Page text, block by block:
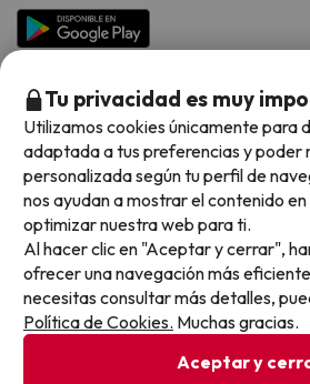
Hoteles Salou
Chollos en la playa
Hoteles con toboganes
Selección de la Newsletter
Los favoritos de nuestros clientes
Vacaciones en Octubre
Vacaciones en Noviembre
Métodos de pago disponibles
Condiciones generales
Tu privacidad es muy
Utilizamos cookies únicamente para
adaptada a tus preferencias y poder
personalizada según tu perfil de
nos ayudan a mostrar el contenido
optimizar nuestra web para ti.
Al hacer clic en "Aceptar y cerrar",
ofrecer una navegación más
necesitas consultar más detalles,
Política de Cookies. Muchas gracias.
Aceptar y